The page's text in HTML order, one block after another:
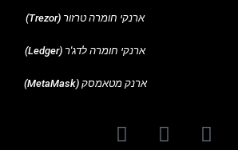
ארנקי חומרה טרזור (Trezor)
ארנקי חומרה לדג'ר (Ledger)
ארנק מטאמסק (MetaMask)